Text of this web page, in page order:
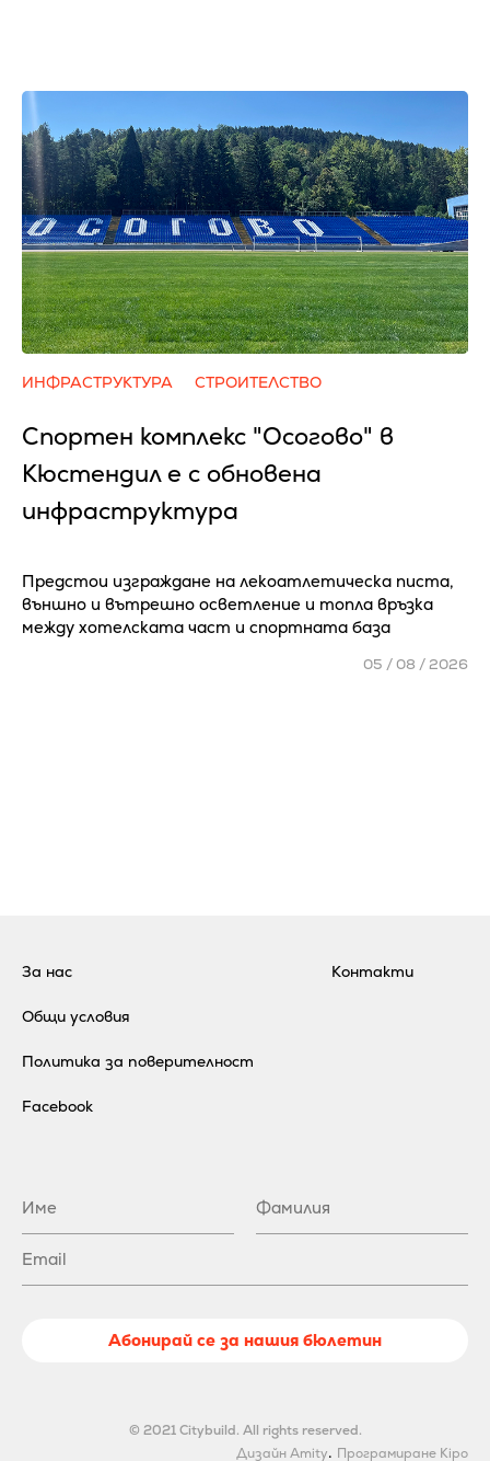
ИНФРАСТРУКТУРА СТРОИТЕЛСТВО
Спортен комплекс "Осогово" в
Кюстендил е с обновена
инфраструктура
Предстои изграждане на лекоатлетическа писта,
външно и вътрешно осветление и топла връзка
между хотелската част и спортната база
05 / 08 / 2026
За нас
Общи условия
Политика за поверителност
Контакти
Facebook
Абонирай се за нашия бюлетин
© 2021 Citybuild. All rights reserved.
Дизайн Amity. Програмиране Kipo